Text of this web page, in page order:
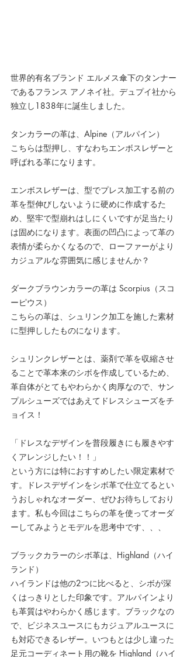
世界的有名ブランド エルメス傘下のタンナー
であるフランス アノネイ社。デュプイ社から
独立し1838年に誕生しました。
タンカラーの革は、Alpine（アルパイン）
こちらは型押し、すなわちエンボスレザーと
呼ばれる革になります。
エンボスレザーは、型でプレス加工する前の
革を型伸びしないように硬めに作成するた
め、堅牢で型崩れはしにくいですが足当たり
は固めになります。表面の凹凸によって革の
表情が柔らかくなるので、ローファーがより
カジュアルな雰囲気に感じませんか？
ダークブラウンカラーの革は Scorpius（スコ
ーピウス）
こちらの革は、シュリンク加工を施した素材
に型押ししたものになります。
シュリンクレザーとは、 薬剤で革を収縮させ
ることで革本来のシボを作成しているため、
革自体がとてもやわらかく肉厚なので、 サン
プルシューズではあえてドレスシューズをチ
ョイス！
「ドレスなデザインを普段履きにも履きやす
くアレンジしたい！！」
という方には特におすすめしたい限定素材で
す。ドレスデザインをシボ革で仕立てるとい
うおしゃれなオーダー、ぜひお待ちしており
ます。私も今回はこちらの革を使ってオーダ
ーしてみようとモデルを思考中です、、、
ブラックカラーのシボ革は、Highland（ハイ
ランド）
ハイランドは他の2つに比べると、シボが深
くはっきりとした印象です。アルパインより
も革質はやわらかく感じます。ブラックなの
で、ビジネスユースにもカジュアルユースに
も対応できるレザー。いつもとは少し違った
足元コーディネート用の靴を Highland（ハイ